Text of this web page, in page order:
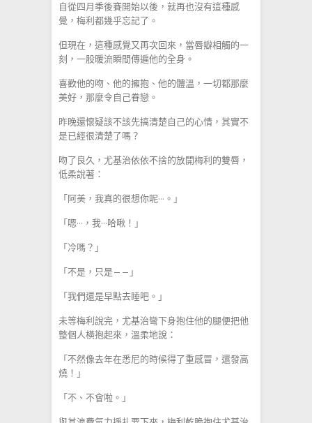
自從四月季後賽開始以後，就再也沒有這種感
覺，梅利都幾乎忘記了。
但現在，這種感覺又再次回來，當唇瓣相觸的一
刻，一股暖流瞬間傳遍他的全身。
喜歡他的吻、他的擁抱、他的體溫，一切都那麼
美好，那麼令自己眷戀。
昨晚還懷疑該不該先搞清楚自己的心情，其實不
是已經很清楚了嗎？
吻了良久，尤基治依依不捨的放開梅利的雙唇，
低柔說著：
「阿美，我真的很想你呢···。」
「嗯···，我···哈啾！」
「冷嗎？」
「不是，只是——」
「我們還是早點去睡吧。」
未等梅利說完，尤基治彎下身抱住他的腿便把他
整個人橫抱起來，溫柔地說：
「不然像去年在悉尼的時候得了重感冒，還發高
燒！」
「不、不會啦。」